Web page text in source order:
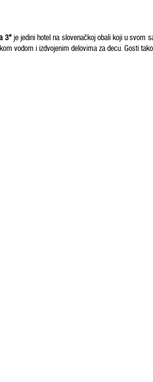
3* je jedini hotel na slovenačkoj obali koji u svom
vodom i izdvojenim delovima za decu. Gosti